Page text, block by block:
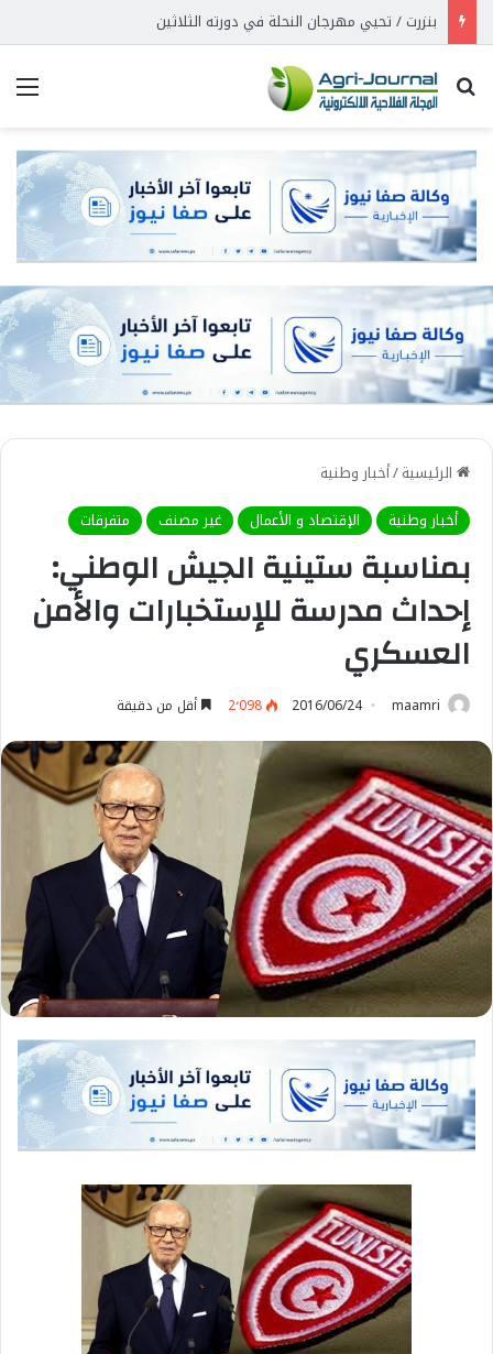
بنزرت / تحيي مهرجان النحلة في دورته الثلاثين
بحث عن
الرئيسية/أخبار وطنية
أخبار وطنية
الإقتصاد و الأعمال غير مصنف متفرقات
بمناسبة ستينية الجيش الوطني:
إحداث مدرسة للإستخبارات والأمن
العسكري
maamri
2016/06/24 2٬098 أقل من دقيقة